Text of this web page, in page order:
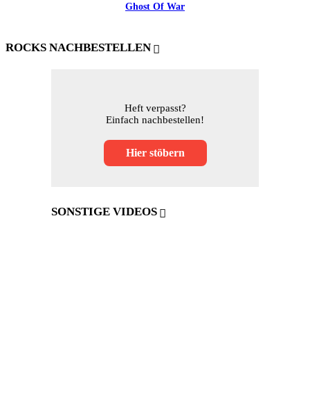
Ghost Of War
ROCKS NACHBESTELLEN
Heft verpasst?
Einfach nachbestellen!
Hier stöbern
SONSTIGE VIDEOS